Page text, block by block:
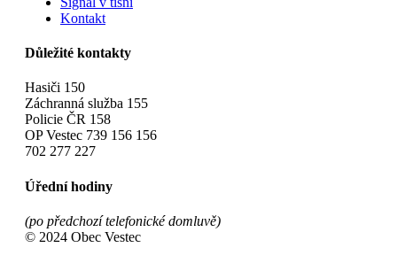
Kontakt
Důležité kontakty
Hasiči 150
Záchranná služba 155
Policie ČR 158
OP Vestec 739 156 156
702 277 227
Úřední hodiny
(po předchozí telefonické domluvě)
© 2024 Obec Vestec